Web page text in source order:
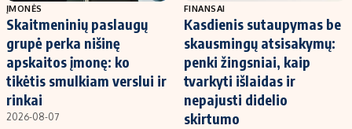
ĮMONĖS
Skaitmeninių paslaugų
grupė perka nišinę
apskaitos įmonę: ko
tikėtis smulkiam verslui ir
rinkai
2026-08-07
FINANSAI
Kasdienis sutaupymas be
skausmingų atsisakymų:
penki žingsniai, kaip
tvarkyti išlaidas ir
nepajusti didelio
skirtumo